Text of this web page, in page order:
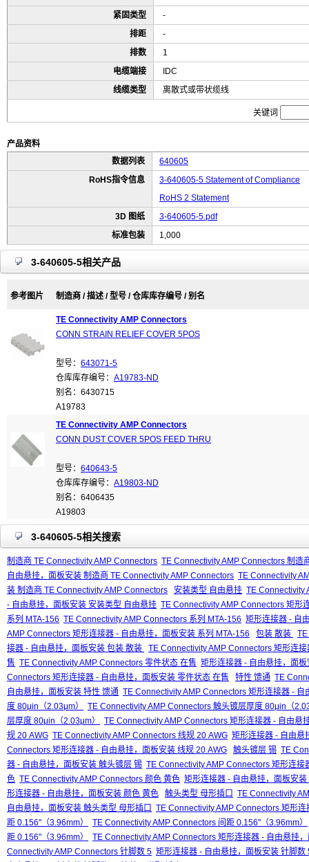
紧固类型
-
排距
-
排数
1
电缆端接
IDC
线缆类型
离散式或带状缆线
关键词
产品资料
数据列表
640605
RoHS指令信息
3-640605-5 Statement of Compliance
RoHS 2 Statement
3D 图纸
3-640605-5.pdf
标准包装
1,000
3-640605-5相关产品
参考图片 制造商 / 描述 / 型号 / 仓库库存编号 / 别名
TE Connectivity AMP Connectors
CONN STRAIN RELIEF COVER 5POS
型号： 643071-5
仓库库存编号： A19783-ND
别名：6430715
A19783
TE Connectivity AMP Connectors
CONN DUST COVER 5POS FEED THRU
型号： 640643-5
仓库库存编号： A19803-ND
别名：6406435
A19803
3-640605-5相关搜索
制造商 TE Connectivity AMP Connectors TE Connectivity AMP Connectors 制造
自由悬挂，面板安装 制造商 TE Connectivity AMP Connectors TE Connectivity
装 制造商 TE Connectivity AMP Connectors
安装类型 自由悬挂 TE Connectivity
- 自由悬挂，面板安装 安装类型 自由悬挂 TE Connectivity AMP Connectors 矩形
系列 MTA-156 TE Connectivity AMP Connectors 系列 MTA-156 矩形连接器 - 自
AMP Connectors 矩形连接器 - 自由悬挂，面板安装 系列 MTA-156
包装 散装
接器 - 自由悬挂，面板安装 包装 散装
TE Connectivity AMP Connectors 矩形连
售 TE Connectivity AMP Connectors 零件状态 在售 矩形连接器 - 自由悬挂，面
Connectors 矩形连接器 - 自由悬挂，面板安装 零件状态 在售
特性 馈通 TE
自由悬挂，面板安装 特性 馈通 TE Connectivity AMP Connectors 矩形连接器 - 自
度 80μin（2.03μm）
TE Connectivity AMP Connectors 触头镀层厚度 80μin（
层厚度 80μin（2.03μm）
TE Connectivity AMP Connectors 矩形连接器 - 自由
规 20 AWG TE Connectivity AMP Connectors 线规 20 AWG 矩形连接器 - 自由悬
Connectors 矩形连接器 - 自由悬挂，面板安装 线规 20 AWG
触头镀层 锡 TE
器 - 自由悬挂，面板安装 触头镀层 锡 TE Connectivity AMP Connectors 矩形连接
色 TE Connectivity AMP Connectors 颜色 黄色 矩形连接器 - 自由悬挂，面板安装
形连接器 - 自由悬挂，面板安装 颜色 黄色
触头类型 母形插口 TE Connectivity
自由悬挂，面板安装 触头类型 母形插口 TE Connectivity AMP Connectors 矩形
距 0.156"（3.96mm）
TE Connectivity AMP Connectors 间距 0.156"（3.96mm）
距 0.156"（3.96mm）
TE Connectivity AMP Connectors 矩形连接器 - 自由悬挂
Connectivity AMP Connectors 针脚数 5 矩形连接器 - 自由悬挂，面板安装 针脚数